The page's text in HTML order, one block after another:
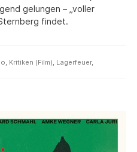
gelungen – „voller
findet.
, Kritiken (Film), Lagerfeuer,